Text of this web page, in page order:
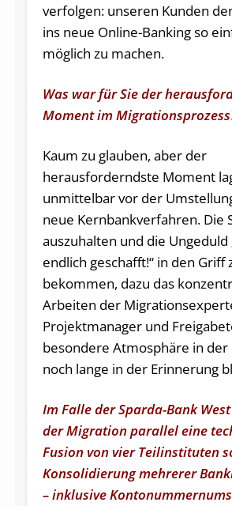
verfolgen: unseren Kunden
ins neue Online-Banking so
möglich zu machen.
Was war für Sie der
Moment im
Kaum zu glauben, aber der
herausforderndste Moment
unmittelbar vor der
neue Kernbankverfahren. Die
auszuhalten und die Ungeduld
endlich geschafft!“ in den Griff
bekommen, dazu das
Arbeiten der
Projektmanager und
besondere Atmosphäre in der
noch lange in der Erinnerung
Im Falle der Sparda-Bank
der Migration parallel eine
Fusion von vier Teilinstituten
Konsolidierung mehrerer
– inklusive